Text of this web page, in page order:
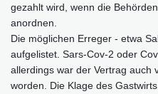
gezahlt wird, wenn die
anordnen.
Die möglichen Erreger - etwa
aufgelistet. Sars-Cov-2 oder
allerdings war der Vertrag auch
worden. Die Klage des